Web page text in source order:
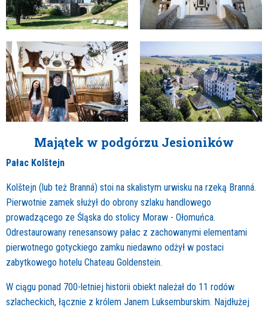
Majątek w podgórzu Jesioników
Pałac Kolštejn
Kolštejn (lub też Branná) stoi na skalistym urwisku na rzeką Branná.
Pierwotnie zamek służył do obrony szlaku handlowego
prowadzącego ze Śląska do stolicy Moraw - Ołomuńca.
Odrestaurowany renesansowy pałac z zachowanymi elementami
pierwotnego gotyckiego zamku niedawno odżył w postaci
zabytkowego hotelu Chateau Goldenstein.
W ciągu ponad 700-letniej historii obiekt należał do 11 rodów
szlacheckich, łącznie z królem Janem Luksemburskim. Najdłużej